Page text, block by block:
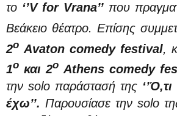
το ‘’V for Vrana’’ που
Βεάκειο θέατρο. Επίσης
2o Avaton comedy festival,
1ο και 2ο Athens comedy
την solo παράστασή της
έχω’’. Παρουσίασε την solo